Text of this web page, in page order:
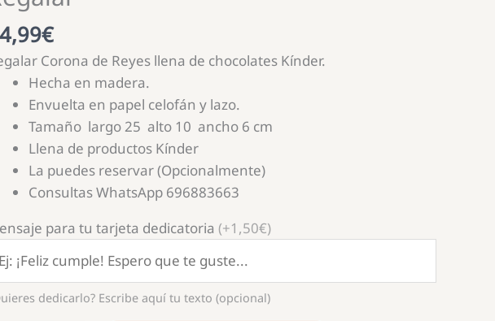
€
Corona de Reyes llena de chocolates Kínder.
Hecha en madera.
Envuelta en papel celofán y lazo.
Tamaño largo 25 alto 10 ancho 6 cm
Llena de productos Kínder
La puedes reservar (Opcionalmente)
Consultas WhatsApp 696883663
para tu tarjeta dedicatoria (+1,50€)
dedicarlo? Escribe aquí tu texto (opcional)